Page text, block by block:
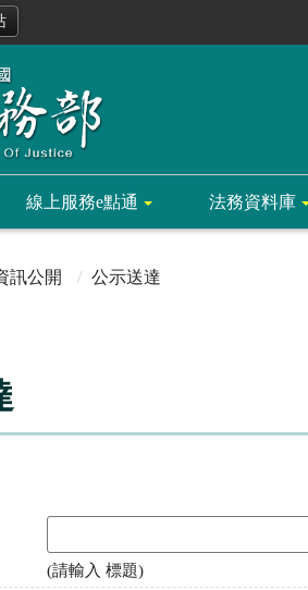
線上服務e點通 法務資料庫
訊公開 公示送達
(請輸入 標題)